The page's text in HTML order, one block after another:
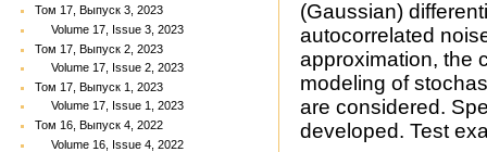
Том 17, Выпуск 3, 2023
Volume 17, Issue 3, 2023
Том 17, Выпуск 2, 2023
Volume 17, Issue 2, 2023
Том 17, Выпуск 1, 2023
Volume 17, Issue 1, 2023
Том 16, Выпуск 4, 2022
Volume 16, Issue 4, 2022
(Gaussian)
autocorrelated
approximation, the
modeling of
are considered.
developed. Test